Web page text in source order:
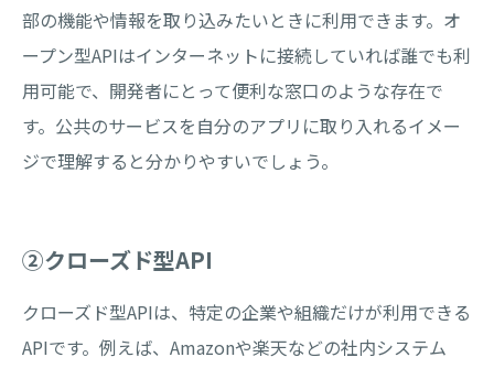
部の機能や情報を取り込みたいときに利用できます。オ
ープン型APIはインターネットに接続していれば誰でも利
用可能で、開発者にとって便利な窓口のような存在で
す。公共のサービスを自分のアプリに取り入れるイメー
ジで理解すると分かりやすいでしょう。
②クローズド型API
クローズド型APIは、特定の企業や組織だけが利用できる
APIです。例えば、Amazonや楽天などの社内システム